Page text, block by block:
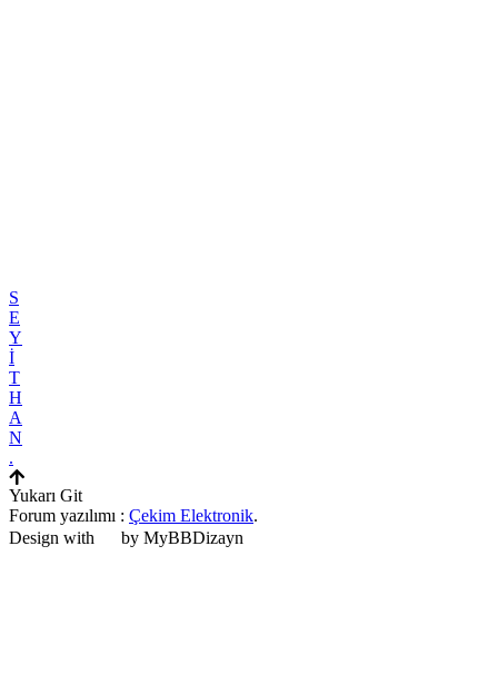
S
E
Y
İ
T
H
A
N
.
Yukarı Git
Forum yazılımı : Çekim Elektronik.
Design with
by MyBBDizayn